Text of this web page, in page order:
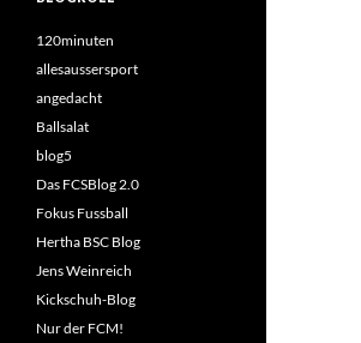
120minuten
allesaussersport
angedacht
Ballsalat
blog5
Das FCSBlog 2.0
Fokus Fussball
Hertha BSC Blog
Jens Weinreich
Kickschuh-Blog
Nur der FCM!